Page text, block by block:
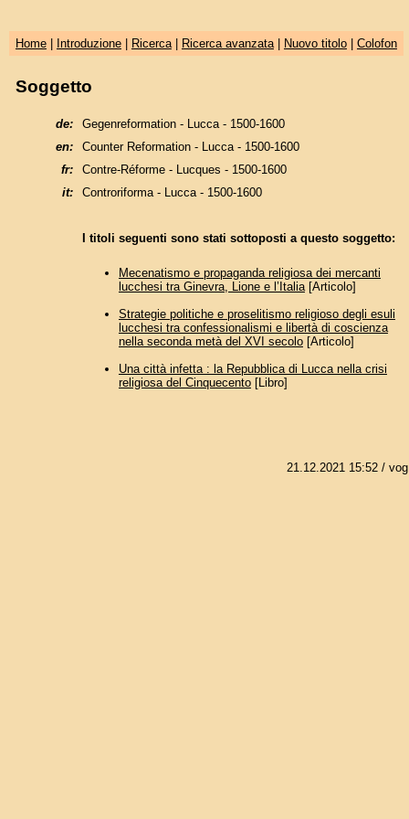
Home| Introduzione| Ricerca| Ricerca avanzata| Nuovo titolo| Colofon
Soggetto
de:
Gegenreformation - Lucca - 1500-1600
en:
Counter Reformation - Lucca - 1500-1600
fr:
Contre-Réforme - Lucques - 1500-1600
it:
Controriforma - Lucca - 1500-1600
I titoli seguenti sono stati sottoposti a questo soggetto:
Mecenatismo e propaganda religiosa dei mercanti
lucchesi tra Ginevra, Lione e l’Italia[Articolo]
Strategie politiche e proselitismo religioso degli esuli
lucchesi tra confessionalismi e libertà di coscienza
nella seconda metà del XVI secolo[Articolo]
Una città infetta : la Repubblica di Lucca nella crisi
religiosa del Cinquecento[Libro]
21.12.2021 15:52/ vog